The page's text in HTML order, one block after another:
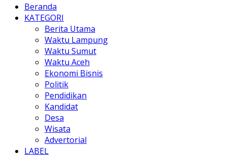
Beranda
KATEGORI
Berita Utama
Waktu Lampung
Waktu Sumut
Waktu Aceh
Ekonomi Bisnis
Politik
Pendidikan
Kandidat
Desa
Wisata
Advertorial
LABEL